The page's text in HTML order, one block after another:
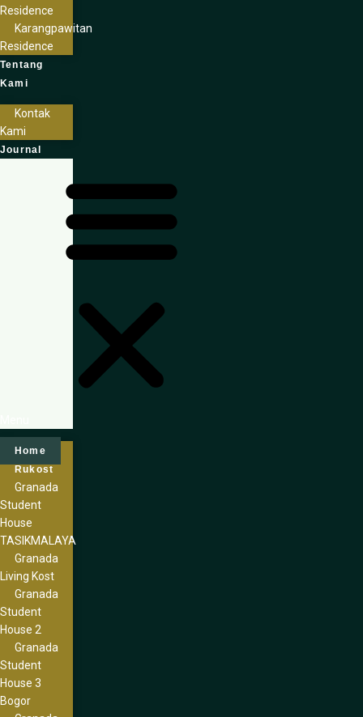
Residence
Karangpawitan
Residence
Tentang
Kami
Kontak
Kami
Journal
Home
Rukost
Granada
Student
House
TASIKMALAYA
Granada
Living Kost
Granada
Student
House 2
Granada
Student
House 3
Bogor